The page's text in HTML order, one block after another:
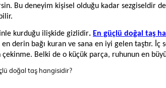
Bu deneyim kişisel olduğu kadar sezgiseldir
kurduğu ilişkide gizlidir. En güçlü doğal taş
derin bağı kuran ve sana en iyi gelen taştır. İç
Belki de o küçük parça, ruhunun en
doğal taş hangisidir?